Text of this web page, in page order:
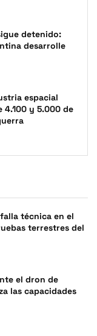
detenido:
desarrolle
espacial
4.100 y 5.000 de
técnica en el
terrestres del
el dron de
las capacidades